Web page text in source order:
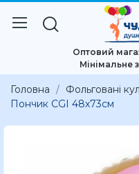
Оптовий
Мінімальне
Головна Фольговані
Пончик CGI 48x73см